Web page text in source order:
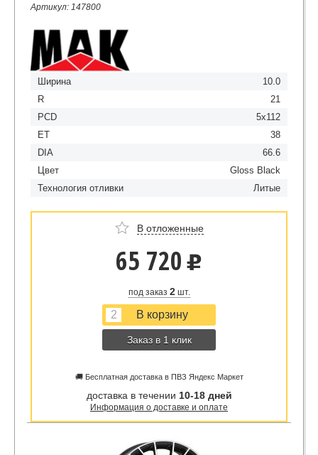
Артикул: 147800
Ширина
10.0
R
21
PCD
5x112
ET
38
DIA
66.6
Цвет
Gloss Black
Технология отливки
Литые
В отложенные
65 720 u
под заказ 2шт.
Заказ в 1 клик
🚚 Бесплатная доставка в ПВЗ Яндекс Маркет
доставка в течении 10-18 дней
Информация о доставке и оплате